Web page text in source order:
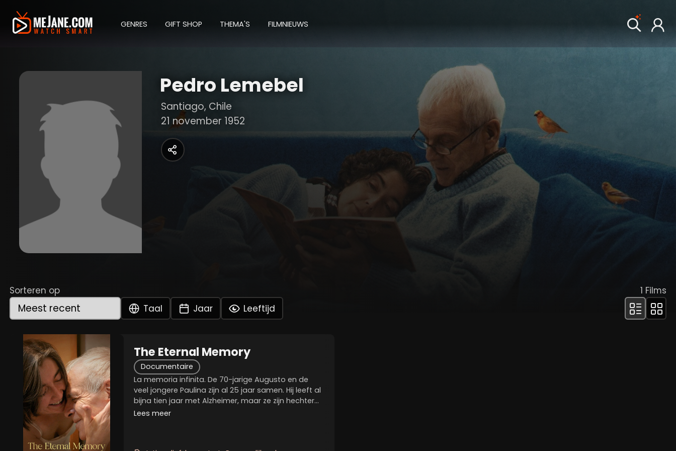
GENRES GIFT SHOP THEMA'S FILMNIEUWS
Pedro Lemebel
Santiago, Chile
21 november 1952
Sorteren op
Taal
Jaar Leeftijd
1 Films
The Eternal Memory
Documentaire
La memoria infinita. De 70-jarige Augusto en de
veel jongere Paulina zijn al 25 jaar samen. Hij leeft al
bijna tien jaar met Alzheimer, maar ze zijn hechter
dan ooit geworden. Ze hebben geleerd een koppel
Lees meer